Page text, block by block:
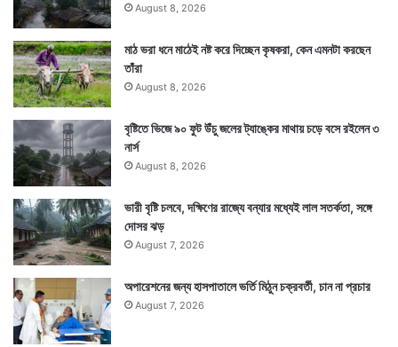
Tags Arctic Weather
August 8, 2026
মাঠ ভরা ধনে মাঠেই নষ্ট করে দিচ্ছেন কৃষকরা, কেন এমনটা করছেন
তাঁরা
August 8, 2026
বৃষ্টিতে ভিজে ৯০ ফুট উঁচু জলের ট্যাঙ্কের মাথায় চড়ে বসে রইলেন ৩
নার্স
August 8, 2026
ভারী বৃষ্টি চলবে, দক্ষিণের রাজ্যে বন্যার মধ্যেই লাল সতর্কতা, সঙ্গে
দোসর ঝড়
August 7, 2026
অপারেশনের জন্য হাসপাতালে ভর্তি মিঠুন চক্রবর্তী, চান না প্রচার
August 7, 2026